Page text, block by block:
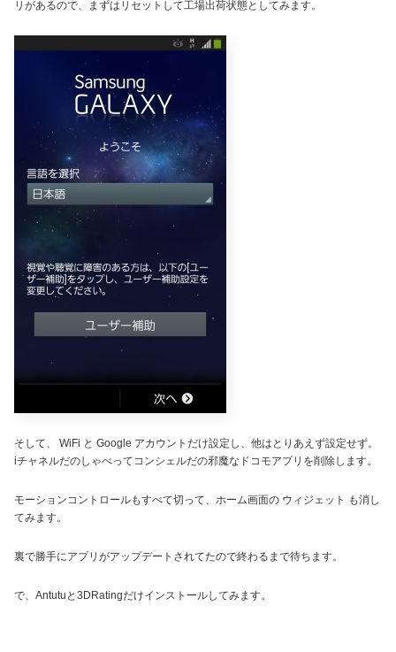
リがあるので、まずはリセットして工場出荷状態としてみます。
そして、 WiFi と Google アカウントだけ設定し、他はとりあえず設定せず。
iチャネルだのしゃべってコンシェルだの邪魔なドコモアプリを削除します。
モーションコントロールもすべて切って、ホーム画面の ウィジェット も消し
てみます。
裏で勝手にアプリがアップデートされてたので終わるまで待ちます。
で、Antutuと3DRatingだけインストールしてみます。